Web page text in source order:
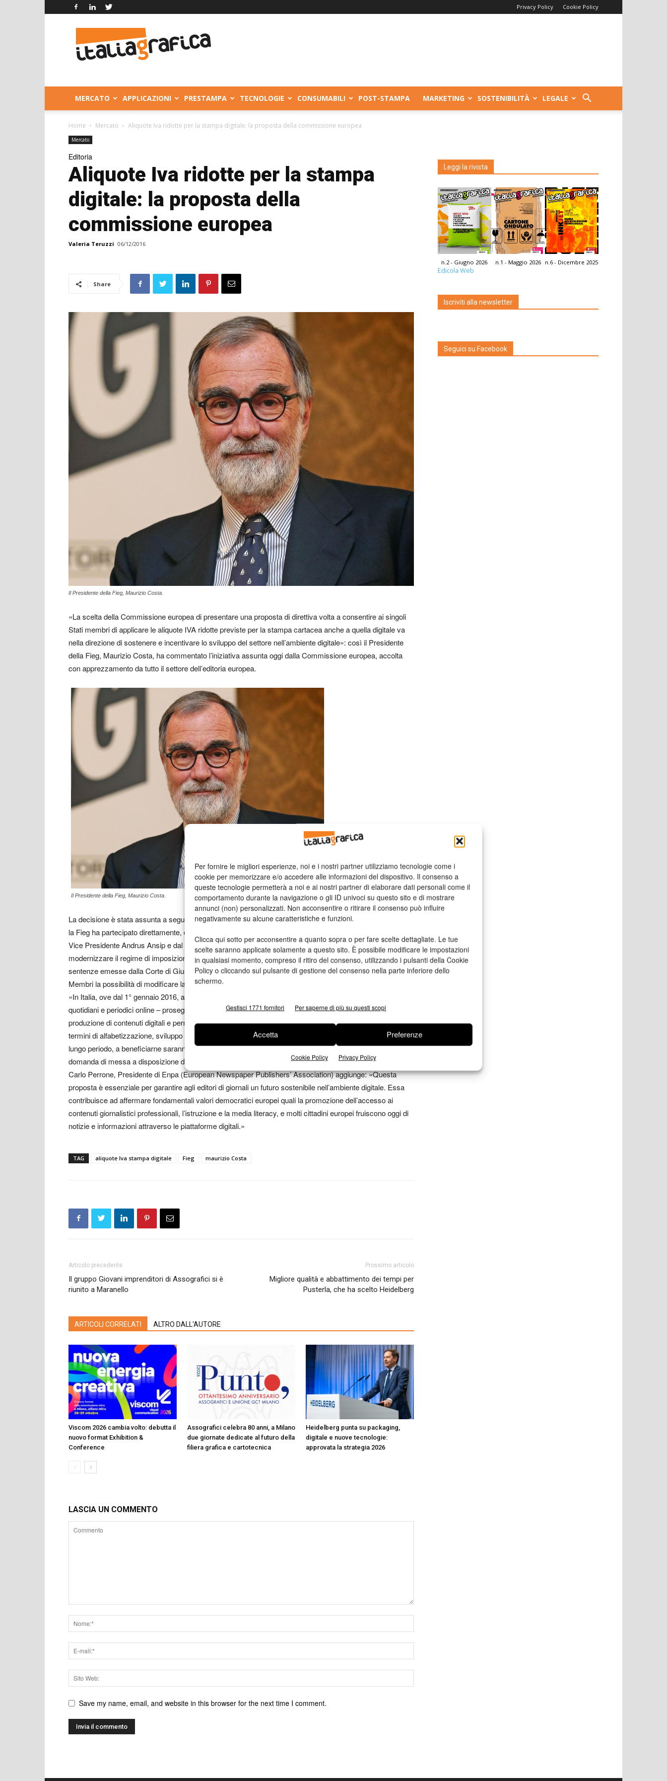
Per fornire le migliori esperienze, noi e i nostri partner utilizziamo tecnologie come i
cookie per memorizzare e/o accedere alle informazioni del dispositivo. Il consenso a
queste tecnologie permetterà a noi e ai nostri partner di elaborare dati personali come il
comportamento durante la navigazione o gli ID univoci su questo sito e di mostrare
annunci (non) personalizzati. Non acconsentire o ritirare il consenso può influire
negativamente su alcune caratteristiche e funzioni.
Clicca qui sotto per acconsentire a quanto sopra o per fare scelte dettagliate. Le tue
scelte saranno applicate solamente a questo sito. È possibile modificare le impostazioni
in qualsiasi momento, compreso il ritiro del consenso, utilizzando i pulsanti della Cookie
Policy o cliccando sul pulsante di gestione del consenso nella parte inferiore dello
schermo.
Gestisci 1771 fornitori Per saperne di più su questi scopi
Accetta Preferenze
Cookie Policy Privacy Policy
Privacy Policy Cookie Policy
Grafica
MERCATO APPLICAZIONI PRESTAMPA TECNOLOGIE CONSUMABILI POST-STAMPA MARKETING SOSTENIBILITÀ LEGALE
Home Mercato Aliquote Iva ridotte per la stampa digitale: la proposta della commissione europea
Mercato
Editoria
Aliquote Iva ridotte per la stampa
digitale: la proposta della
commissione europea
Valeria Teruzzi 06/12/2016
Share
Il Presidente della Fieg, Maurizio Costa.
«La scelta della Commissione europea di presentare una proposta di direttiva volta a consentire ai singoli
Stati membri di applicare le aliquote IVA ridotte previste per la stampa cartacea anche a quella digitale va
nella direzione di sostenere e incentivare lo sviluppo del settore nell’ambiente digitale»: così il Presidente
della Fieg, Maurizio Costa, ha commentato l’iniziativa assunta oggi dalla Commissione europea, accolta
con apprezzamento da tutto il settore dell’editoria europea.
Il Presidente della Fieg, Maurizio Costa.
La decisione è stata assunta a seguito di una consultazione pubblica conclusasi lo scorso settembre, a cui
la Fieg ha partecipato direttamente, e riflette gli orientamenti espressi in seno alla Commissione UE dal
Vice Presidente Andrus Ansip e dal Presidente Juncker, che da tempo riconoscevano la necessità di
modernizzare il regime di imposizione fiscale, armonizzare le normative nazionali anche alla luce delle
sentenze emesse dalla Corte di Giustizia UE nei confronti di Francia e Lussemburgo e concedere agli Stati
Membri la possibilità di modificare la propria legislazione nazionale.
«In Italia, ove dal 1° gennaio 2016, anche grazie all’azione della Fieg, si applica l’aliquota IVA ridotta al 4% a
quotidiani e periodici online – prosegue Costa – l’allineamento delle aliquote ha finora incrementato la
produzione di contenuti digitali e permesso agli editori di fare investimenti, con conseguenze positive in
termini di alfabetizzazione, sviluppo del pensiero critico, occupazione e sostenibilità del settore. Nel medio
lungo periodo, a beneficiarne saranno soprattutto i consumatori: gli editori potranno, infatti, rispondere alla
domanda di messa a disposizione di contenuti digitali, con un’offerta più competitiva.»
Carlo Perrone, Presidente di Enpa (European Newspaper Publishers’ Association) aggiunge: «Questa
proposta è essenziale per garantire agli editori di giornali un futuro sostenibile nell’ambiente digitale. Essa
contribuisce ad affermare fondamentali valori democratici europei quali la promozione dell’accesso ai
contenuti giornalistici professionali, l’istruzione e la media literacy, e molti cittadini europei fruiscono oggi di
notizie e informazioni attraverso le piattaforme digitali.»
TAG aliquote Iva stampa digitale Fieg maurizio Costa
Articolo precedente
Il gruppo Giovani imprenditori di Assografici si è
riunito a Maranello
Prossimo articolo
Migliore qualità e abbattimento dei tempi per
Pusterla, che ha scelto Heidelberg
ARTICOLI CORRELATI ALTRO DALL'AUTORE
Viscom 2026 cambia volto: debutta il
nuovo format Exhibition &
Conference
Assografici celebra 80 anni, a Milano
due giornate dedicate al futuro della
filiera grafica e cartotecnica
Heidelberg punta su packaging,
digitale e nuove tecnologie:
approvata la strategia 2026
LASCIA UN COMMENTO
Save my name, email, and website in this browser for the next time I comment.
Leggi la rivista
n.2 - Giugno 2026 n.1 - Maggio 2026 n.6 - Dicembre 2025
Edicola Web
Iscriviti alla newsletter
Seguici su Facebook